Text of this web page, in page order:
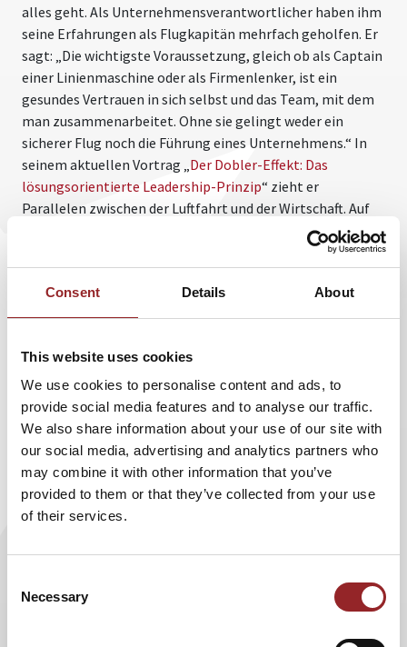
Consent Details About
This website uses cookies
We use cookies to personalise content and ads, to
provide social media features and to analyse our traffic.
We also share information about your use of our site with
our social media, advertising and analytics partners who
may combine it with other information that you’ve
provided to them or that they’ve collected from your use
of their services.
Selection
Necessary
alles geht. Als Unternehmensverantwortlicher haben ihm
seine Erfahrungen als Flugkapitän mehrfach geholfen. Er
sagt: „Die wichtigste Voraussetzung, gleich ob als Captain
einer Linienmaschine oder als Firmenlenker, ist ein
gesundes Vertrauen in sich selbst und das Team, mit dem
man zusammenarbeitet. Ohne sie gelingt weder ein
sicherer Flug noch die Führung eines Unternehmens.“ In
seinem aktuellen Vortrag „ Der Dobler-Effekt: Das
lösungsorientierte Leadership-Prinzip“ zieht er
Parallelen zwischen der Luftfahrt und der Wirtschaft. Auf
den ersten Blick mag ein solcher Vergleich etwas abwegig
sein. Doch der 5 Sterne Redner zeigt, worauf es in beiden
Fällen entscheidend ankommt.
Lösungen für den Notfall – ein „Plan B“ – und ein hohes
gradlinig verläuft. Ohne sie gelingt weder ein sicherer Flug
noch die Führung eines Unternehmens. Deshalb hat der
erfahrene Unternehmer ähnlich wie in der Luftfahrt üblich
eine Checkliste, die D-O-B-L-E-R-Checkliste für
Krisenzeiten, entwickelt. Richtig angewendet und
umgesetzt führt sie zum „Dobler-Effekt“, der
Luftfahrt in das moderne Wirtschaftsmanagement und
Beleg für Bruno Doblers erfolgreiches Leadership-Prinzip.